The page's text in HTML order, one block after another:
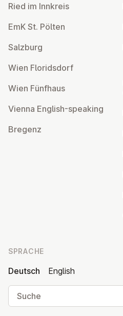
Ried im Innkreis
EmK St. Pölten
Salzburg
Wien Flo­rids­dorf
Wien Fünfhaus
Vienna English-speaking
Bregenz
SPRACHE
Deutsch
English
Suche